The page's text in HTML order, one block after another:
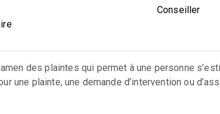
Conseiller
des plaintes qui permet à une personne
une plainte, une demande d’intervention ou